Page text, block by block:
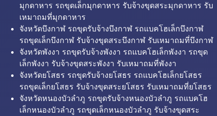
มุกดาหาร รถขุดเล็กมุกดาหาร รับจ้างขุดสระมุกดาหาร รับ
เหมาถมที่มุกดาหาร
จังหวัดบึงกาฬ รถขุดรับจ้างบึงกาฬ รถแบคโฮเล็กบึงกาฬ
รถขุดเล็กบึงกาฬ รับจ้างขุดสระบึงกาฬ รับเหมาถมที่บึงกาฬ
จังหวัดพังงา รถขุดรับจ้างพังงา รถแบคโฮเล็กพังงา รถขุด
เล็กพังงา รับจ้างขุดสระพังงา รับเหมาถมที่พังงา
จังหวัดยโสธร รถขุดรับจ้างยโสธร รถแบคโฮเล็กยโสธร
รถขุดเล็กยโสธร รับจ้างขุดสระยโสธร รับเหมาถมที่ยโสธร
จังหวัดหนองบัวลำภู รถขุดรับจ้างหนองบัวลำภู รถแบคโฮ
เล็กหนองบัวลำภู รถขุดเล็กหนองบัวลำภู รับจ้างขุดสระ